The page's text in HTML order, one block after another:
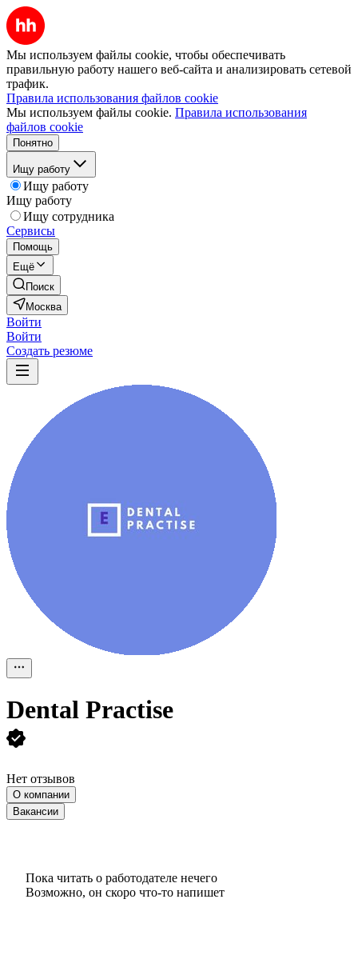
Мы используем файлы cookie, чтобы обеспечивать
правильную работу нашего веб-сайта и анализировать сетевой
трафик.
Правила использования файлов cookie
Мы используем файлы cookie. Правила использования
файлов cookie
Понятно
Ищу работу
Ищу работу
Ищу работу
Ищу сотрудника
Сервисы
Помощь
Ещё
Поиск
Москва
Войти
Войти
Создать резюме
Dental Practise
Нет отзывов
О компании
Вакансии
Пока читать о работодателе нечего
Возможно, он скоро что‑то напишет